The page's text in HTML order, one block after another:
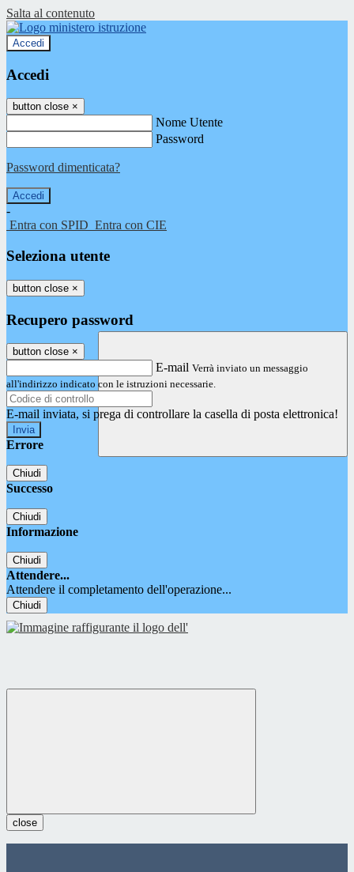
Salta al contenuto
Accedi
Accedi
button close ×
Nome Utente
Password
Password dimenticata?
-
Entra con SPID Entra con CIE
Seleziona utente
button close ×
Recupero password
button close ×
E-mail Verrà inviato un messaggio
all'indirizzo indicato con le istruzioni necessarie.
E-mail inviata, si prega di controllare la casella di posta elettronica!
Errore
Chiudi
Successo
Chiudi
Informazione
Chiudi
Attendere...
Attendere il completamento dell'operazione...
Chiudi
close